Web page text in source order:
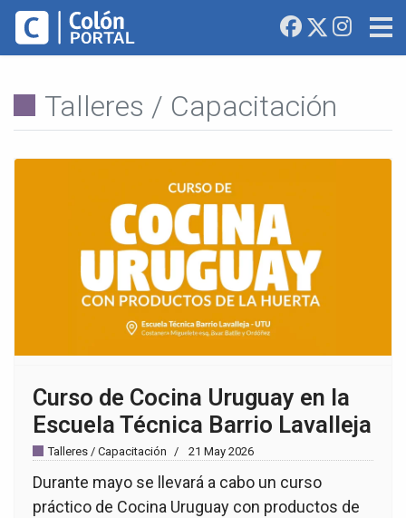
Talleres / Capacitación
Curso de Cocina Uruguay en la
Escuela Técnica Barrio Lavalleja
Talleres / Capacitación 21 May 2026
Durante mayo se llevará a cabo un curso
práctico de Cocina Uruguay con productos de